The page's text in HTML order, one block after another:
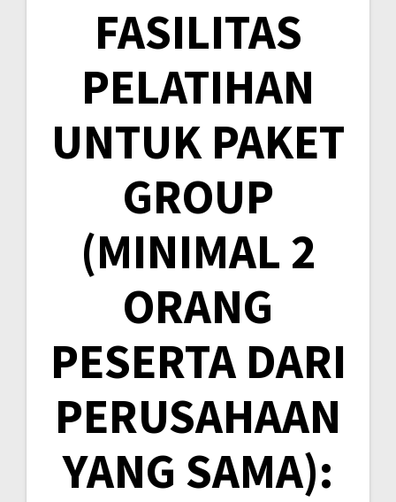
FASILITAS
PELATIHAN
UNTUK PAKET
GROUP
(MINIMAL 2
ORANG
PESERTA DARI
PERUSAHAAN
YANG SAMA):